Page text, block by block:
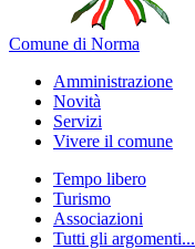
Comune di Norma
Amministrazione
Novità
Servizi
Vivere il comune
Tempo libero
Turismo
Associazioni
Tutti gli argomenti...